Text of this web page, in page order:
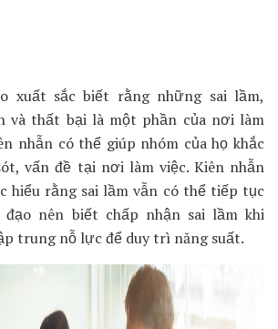
xuất sắc biết rằng những sai lầm,
và thất bại là một phần của nơi làm
nhẫn có thể giúp nhóm của họ khắc
vấn đề tại nơi làm việc. Kiên nhẫn
hiểu rằng sai lầm vẫn có thể tiếp tục
đạo nên biết chấp nhận sai lầm khi
trung nỗ lực để duy trì năng suất.